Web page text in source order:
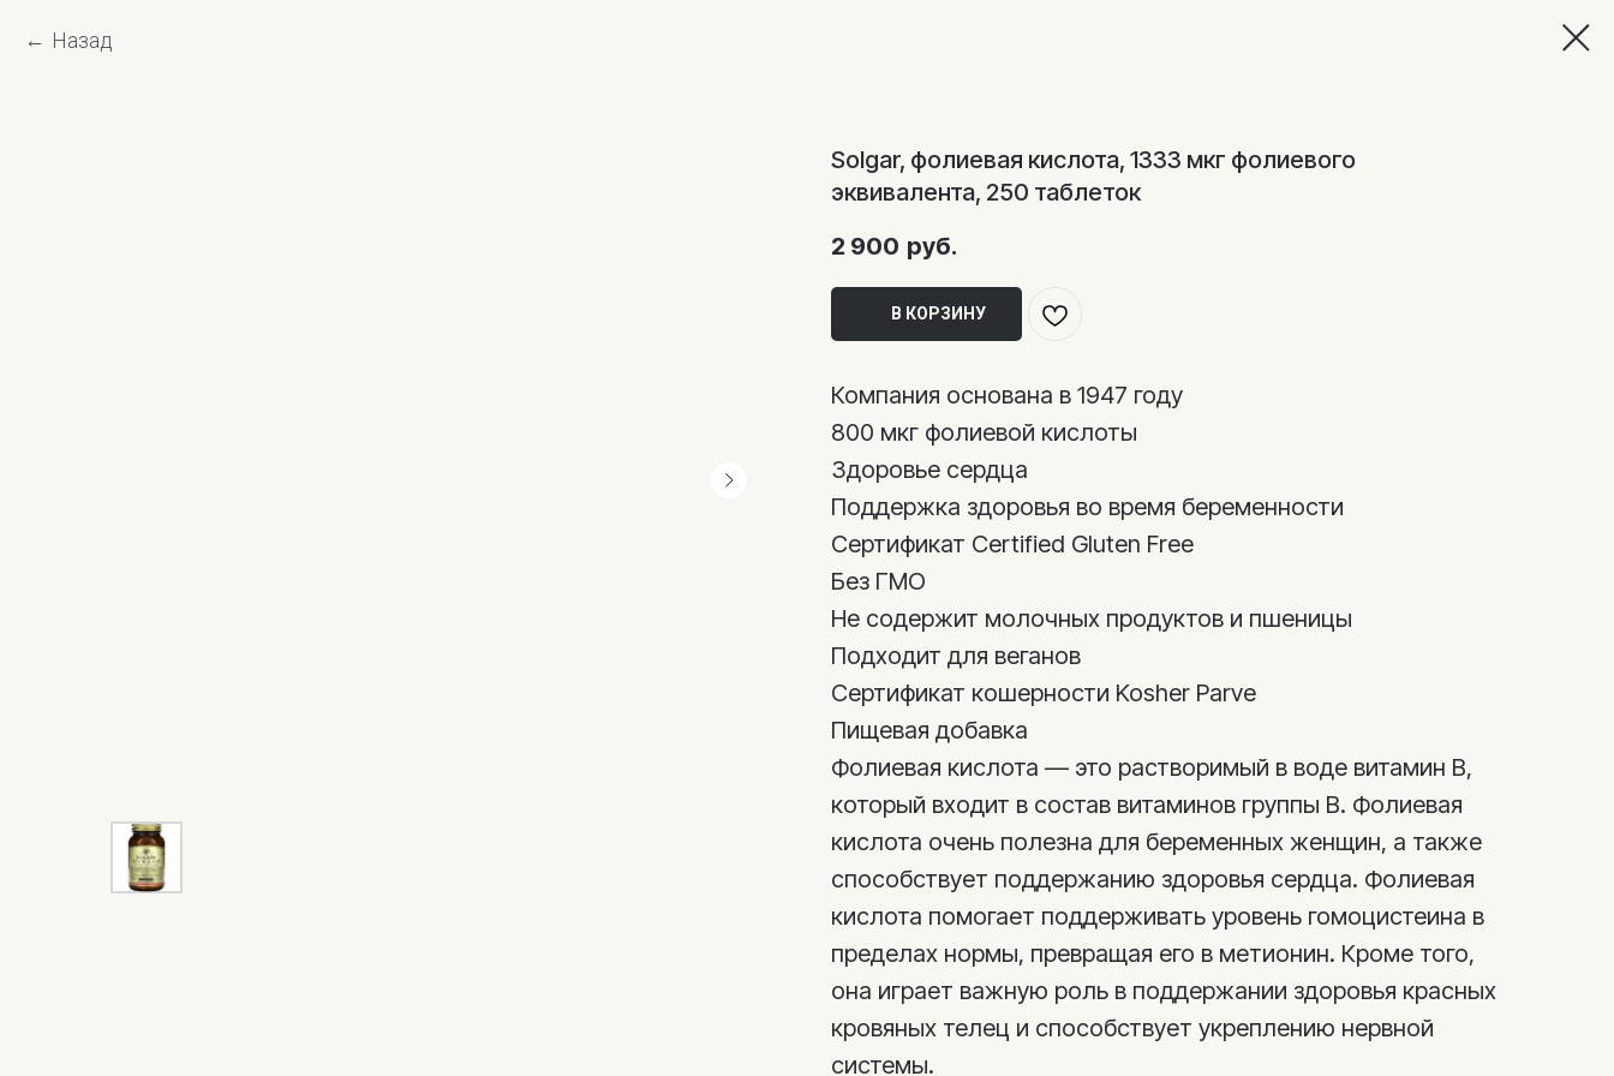
Назад
Solgar, фолиевая кислота, 1333 мкг фолиевого
эквивалента, 250 таблеток
2 900 руб.
В КОРЗИНУ
Компания основана в 1947 году
800 мкг фолиевой кислоты
Здоровье сердца
Поддержка здоровья во время беременности
Сертификат Certified Gluten Free
Без ГМО
Не содержит молочных продуктов и пшеницы
Подходит для веганов
Сертификат кошерности Kosher Parve
Пищевая добавка
Фолиевая кислота — это растворимый в воде витамин В,
который входит в состав витаминов группы B. Фолиевая
кислота очень полезна для беременных женщин, а также
способствует поддержанию здоровья сердца. Фолиевая
кислота помогает поддерживать уровень гомоцистеина в
пределах нормы, превращая его в метионин. Кроме того,
она играет важную роль в поддержании здоровья красных
кровяных телец и способствует укреплению нервной
системы.